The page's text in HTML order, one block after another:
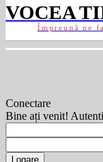
VOCEA
Împreună ne
Conectare
Bine ați venit!